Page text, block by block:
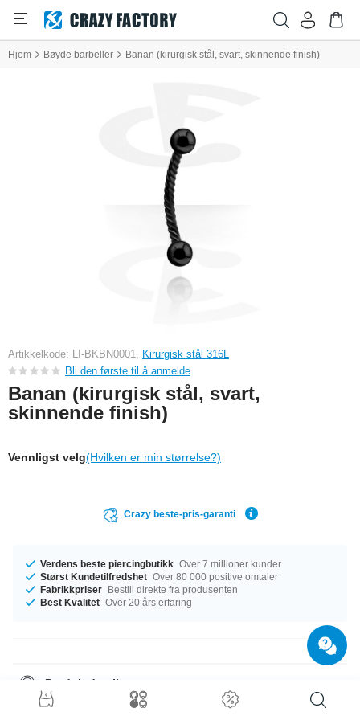
Hjem Bøyde barbeller Banan (kirurgisk stål, svart, skinnende finish)
Artikkelkode: LI-BKBN0001, Kirurgisk stål 316L
Bli den første til å anmelde
Banan (kirurgisk stål, svart,
skinnende finish)
Vennligst velg(Hvilken er min størrelse?)
Crazy beste-pris-garanti
Verdens beste piercingbutikk Over 7 millioner kunder
Størst Kundetilfredshet Over 80 000 positive omtaler
Fabrikkpriser Bestill direkte fra produsenten
Best Kvalitet Over 20 års erfaring
Produktdetaljer
Vi har målene 1.2 mm og 1.6 mm på lager. Tilgjengelig med en lengde på